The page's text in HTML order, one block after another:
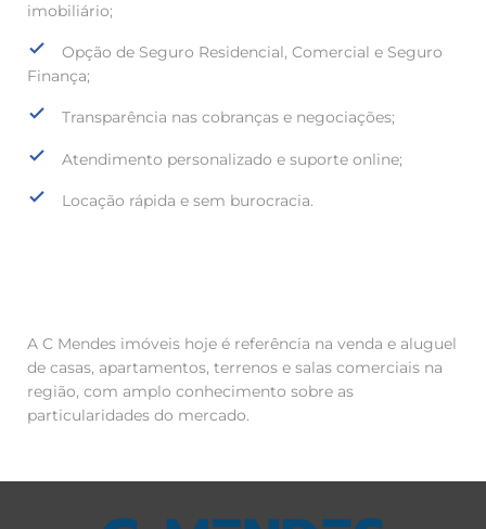
imobiliário;
Opção de Seguro Residencial, Comercial e Seguro
Finança;
Transparência nas cobranças e negociações;
Atendimento personalizado e suporte online;
Locação rápida e sem burocracia.
A C Mendes imóveis hoje é referência na venda e aluguel
de casas, apartamentos, terrenos e salas comerciais na
região, com amplo conhecimento sobre as
particularidades do mercado.